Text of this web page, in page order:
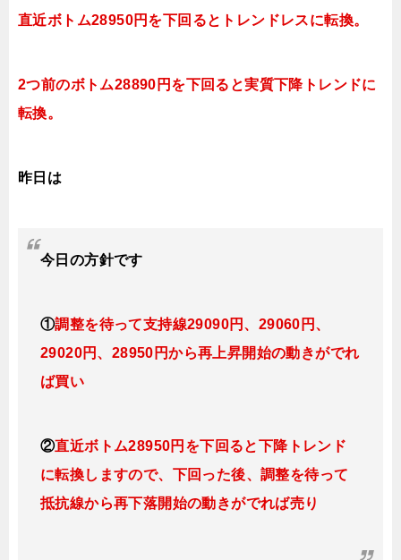
直近ボトム28950円を下回るとトレンドレスに転換。
2つ前のボトム28890円を下回ると実質下降トレンドに
転換。
昨日は
今日 の方針です
①調整を待って支持線29090円、29060円、
29020円、28950円から再上昇開始の動きがでれ
ば買い
②直近ボトム28950円を下回ると下降トレンド
に転換しますので、下回った後、調整を待って
抵抗線から再下落開始の動きがでれば売り